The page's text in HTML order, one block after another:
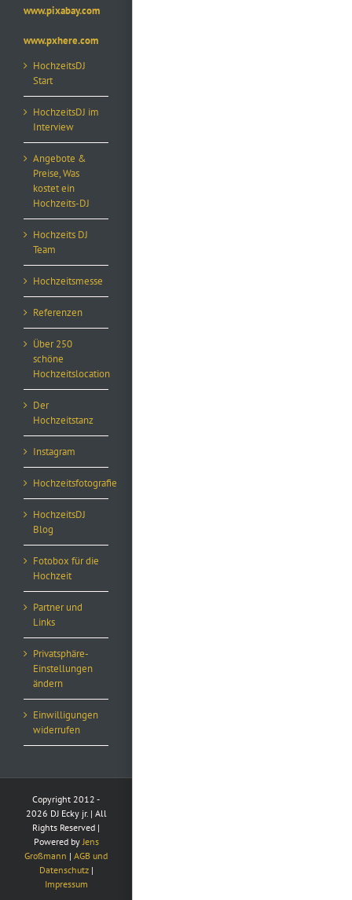
www.pixabay.com
www.pxhere.com
HochzeitsDJ
Start
HochzeitsDJ im
Interview
Angebote &
Preise, Was
kostet ein
Hochzeits-DJ
Hochzeits DJ
Team
Hochzeitsmesse
Referenzen
Über 250
schöne
Hochzeitslocation
Der
Hochzeitstanz
Instagram
Hochzeitsfotografie
HochzeitsDJ
Blog
Fotobox für die
Hochzeit
Partner und
Links
Privatsphäre-
Einstellungen
ändern
Einwilligungen
widerrufen
Copyright 2012 -
2026 DJ Ecky jr. | All
Rights Reserved |
Powered byJens
Großmann | AGB und
Datenschutz|
Impressum